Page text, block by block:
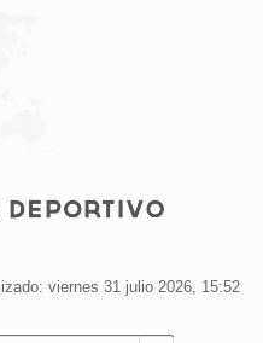
viernes 31 julio 2026, 15:52